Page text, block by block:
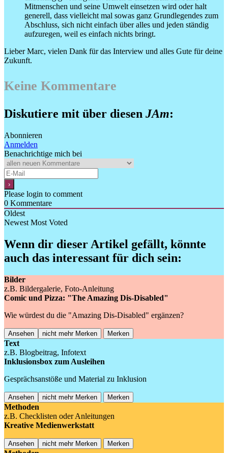
Mitmenschen und seine Umwelt einsetzen wird oder halt
generell, dass vielleicht mal sowas ganz Grundlegendes zum
Abschluss, sich nicht einfach über alles und jeden ständig
aufzuregen, weil es einfach nichts bringt.
Lieber Marc, vielen Dank für das Interview und alles Gute für deine
Zukunft.
Keine Kommentare
Diskutiere mit über diesen JAm:
Abonnieren
Anmelden
Benachrichtige mich bei
Please login to comment
0 Kommentare
Oldest
Newest Most Voted
Wenn dir dieser Artikel gefällt, könnte
auch das interessant für dich sein:
Bilder
z.B. Bildergalerie, Foto-Anleitung
Comic und Pizza: "The Amazing Dis-Disabled"
Wie würdest du die "Amazing Dis-Disabled" ergänzen?
Ansehen nicht mehr Merken Merken
Text
z.B. Blogbeitrag, Infotext
Inklusionsbox zum Ausleihen
Gesprächsanstöße und Material zu Inklusion
Ansehen nicht mehr Merken Merken
Methoden
z.B. Checklisten oder Anleitungen
Kreative Medienwerkstatt
Ansehen nicht mehr Merken Merken